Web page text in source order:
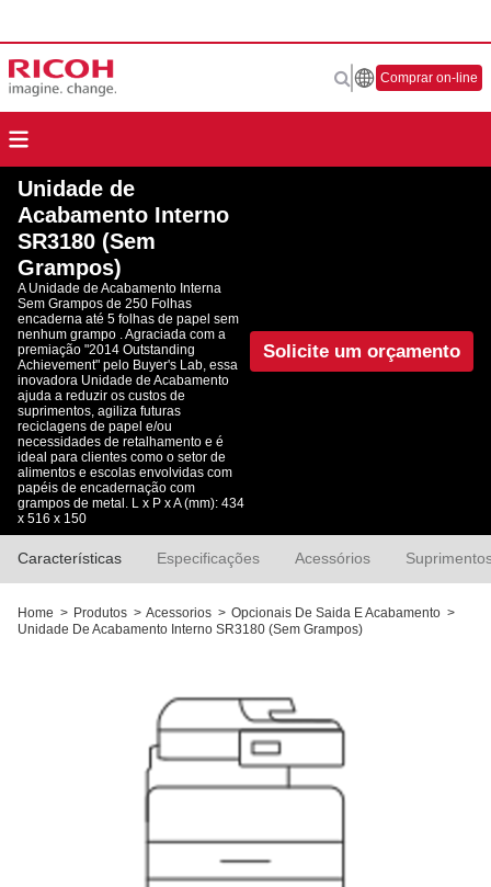
Comprar on-line
Unidade de
Acabamento Interno
SR3180 (Sem
Grampos)
A Unidade de Acabamento Interna
Sem Grampos de 250 Folhas
encaderna até 5 folhas de papel sem
nenhum grampo . Agraciada com a
premiação "2014 Outstanding
Achievement" pelo Buyer's Lab, essa
inovadora Unidade de Acabamento
ajuda a reduzir os custos de
suprimentos, agiliza futuras
reciclagens de papel e/ou
necessidades de retalhamento e é
ideal para clientes como o setor de
alimentos e escolas envolvidas com
papéis de encadernação com
grampos de metal. L x P x A (mm): 434
x 516 x 150
Solicite um orçamento
Características Especificações Acessórios
Home > Produtos > Acessorios > Opcionais De Saida E Acabamento >
Unidade De Acabamento Interno SR3180 (Sem Grampos)